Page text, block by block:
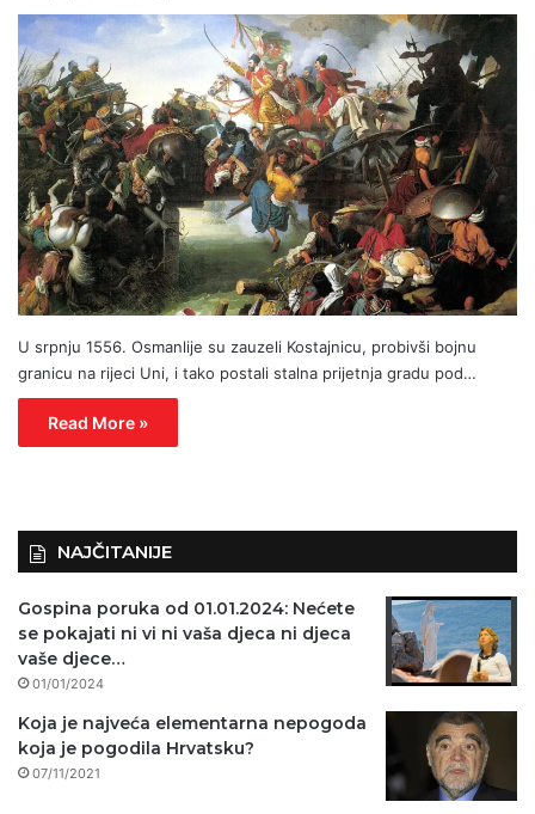
U srpnju 1556. Osmanlije su zauzeli Kostajnicu, probivši bojnu
granicu na rijeci Uni, i tako postali stalna prijetnja gradu pod…
Read More »
NAJČITANIJE
Gospina poruka od 01.01.2024: Nećete
se pokajati ni vi ni vaša djeca ni djeca
vaše djece…
01/01/2024
Koja je najveća elementarna nepogoda
koja je pogodila Hrvatsku?
07/11/2021